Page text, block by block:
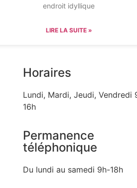
endroit idyllique
LIRE LA SUITE »
Horaires
Lundi, Mardi, Jeudi, Vendredi
16h
Permanence
téléphonique
Du lundi au samedi 9h-18h